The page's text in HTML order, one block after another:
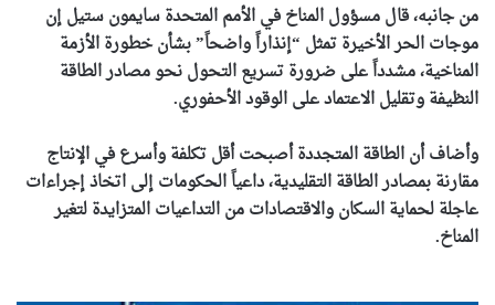
من جانبه، قال مسؤول المناخ في الأمم المتحدة سايمون ستيل إن
موجات الحر الأخيرة تمثل “إنذاراً واضحاً” بشأن خطورة الأزمة
المناخية، مشدداً على ضرورة تسريع التحول نحو مصادر الطاقة
النظيفة وتقليل الاعتماد على الوقود الأحفوري.
وأضاف أن الطاقة المتجددة أصبحت أقل تكلفة وأسرع في الإنتاج
مقارنة بمصادر الطاقة التقليدية، داعياً الحكومات إلى اتخاذ إجراءات
عاجلة لحماية السكان والاقتصادات من التداعيات المتزايدة لتغير
المناخ.